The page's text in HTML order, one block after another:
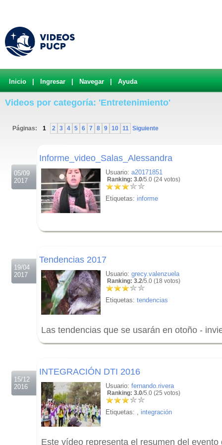
Inicio Ingresar Navegar Ayuda
Videos por categoría: 'Entretenimiento'
Páginas: 1 2 3 4 5 6 7 8 9 10 11 Siguiente
05/09
2017
Informe_video_Salas_Alessandra
Usuario: a20171851
Ranking: 3.0/5.0 (24 votos)
Etiquetas: informe
19/04
2017
Tendencias 2017
Usuario: grecy.valenzuela
Ranking: 3.2/5.0 (18 votos)
Etiquetas: tendencias
Las tendencias que se usarán en otoño -
15/12
2016
INTEGRACIÓN DTI 2016
Usuario: fernando.rivera
Ranking: 3.0/5.0 (25 votos)
Etiquetas: , integración
Este vídeo representa el resumen del evento